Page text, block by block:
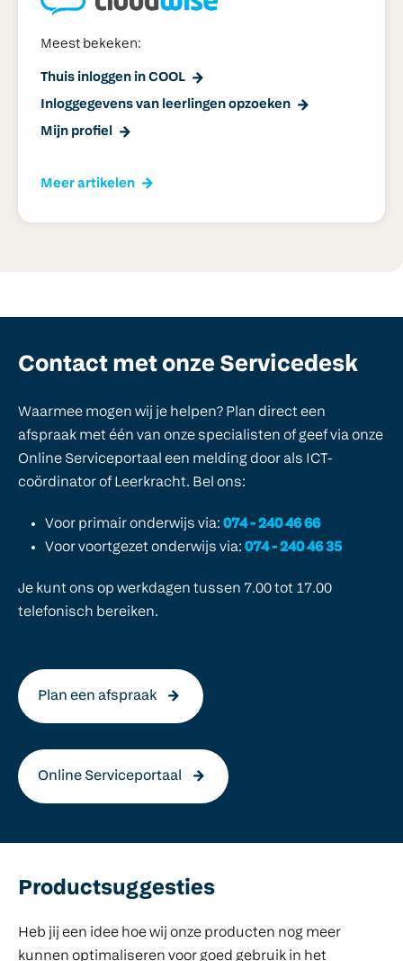
Meest bekeken:
Thuis inloggen in COOL
Inloggegevens van leerlingen opzoeken
Mijn profiel
Meer artikelen
Contact met onze Servicedesk
Waarmee mogen wij je helpen? Plan direct een
afspraak met één van onze specialisten of geef via onze
Online Serviceportaal een melding door als ICT-
coördinator of Leerkracht. Bel ons:
Voor primair onderwijs via: 074 - 240 46 66
Voor voortgezet onderwijs via: 074 - 240 46 35
Je kunt ons op werkdagen tussen 7.00 tot 17.00
telefonisch bereiken.
Plan een afspraak
Online Serviceportaal
Productsuggesties
Heb jij een idee hoe wij onze producten nog meer
kunnen optimaliseren voor goed gebruik in het